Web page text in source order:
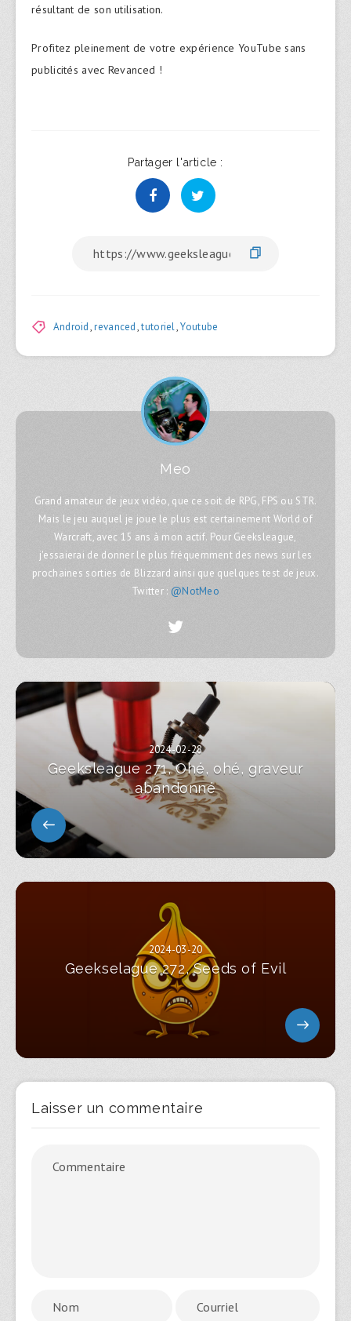
résultant de son utilisation.
Profitez pleinement de votre expérience YouTube sans
publicités avec Revanced !
Partager l'article :
Android,revanced,tutoriel,Youtube
Meo
Grand amateur de jeux vidéo, que ce soit de RPG, FPS ou STR.
Mais le jeu auquel je joue le plus est certainement World of
Warcraft, avec 15 ans à mon actif. Pour Geeksleague,
j'essaierai de donner le plus fréquemment des news sur les
prochaines sorties de Blizzard ainsi que quelques test de jeux.
Twitter : @NotMeo
2024-02-28
Geeksleague 271, Ohé, ohé, graveur
abandonné
2024-03-20
Geekselague 272, Seeds of Evil
Laisser un commentaire